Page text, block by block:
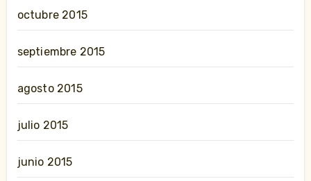
octubre 2015
septiembre 2015
agosto 2015
julio 2015
junio 2015